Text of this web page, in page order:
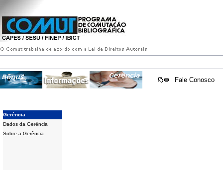
Fale Conosco
Gerência
Dados da Gerência
Sobre a Gerência